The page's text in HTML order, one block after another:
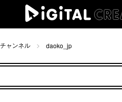
チャンネル daoko_jp